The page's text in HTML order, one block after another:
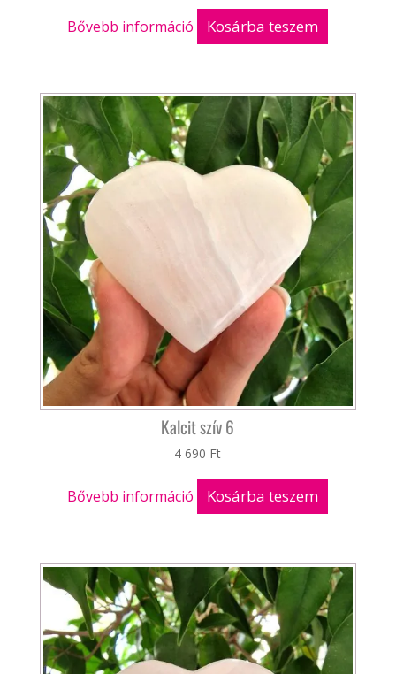
Bővebb információ Kosárba teszem
Kalcit szív 6
4 690 Ft
Bővebb információ Kosárba teszem